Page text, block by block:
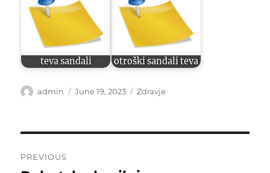
teva sandali otroški sandali teva
Author
admin
Posted
June 19, 2023 Categories
Zdravje
PREVIOUS